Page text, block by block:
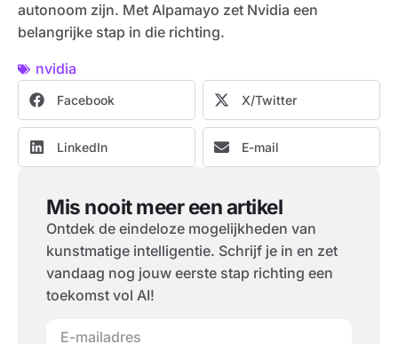
autonoom zijn. Met Alpamayo zet Nvidia een
belangrijke stap in die richting.
nvidia
Facebook X/Twitter
LinkedIn E-mail
Mis nooit meer een artikel
Ontdek de eindeloze mogelijkheden van
kunstmatige intelligentie. Schrijf je in en zet
vandaag nog jouw eerste stap richting een
toekomst vol AI!